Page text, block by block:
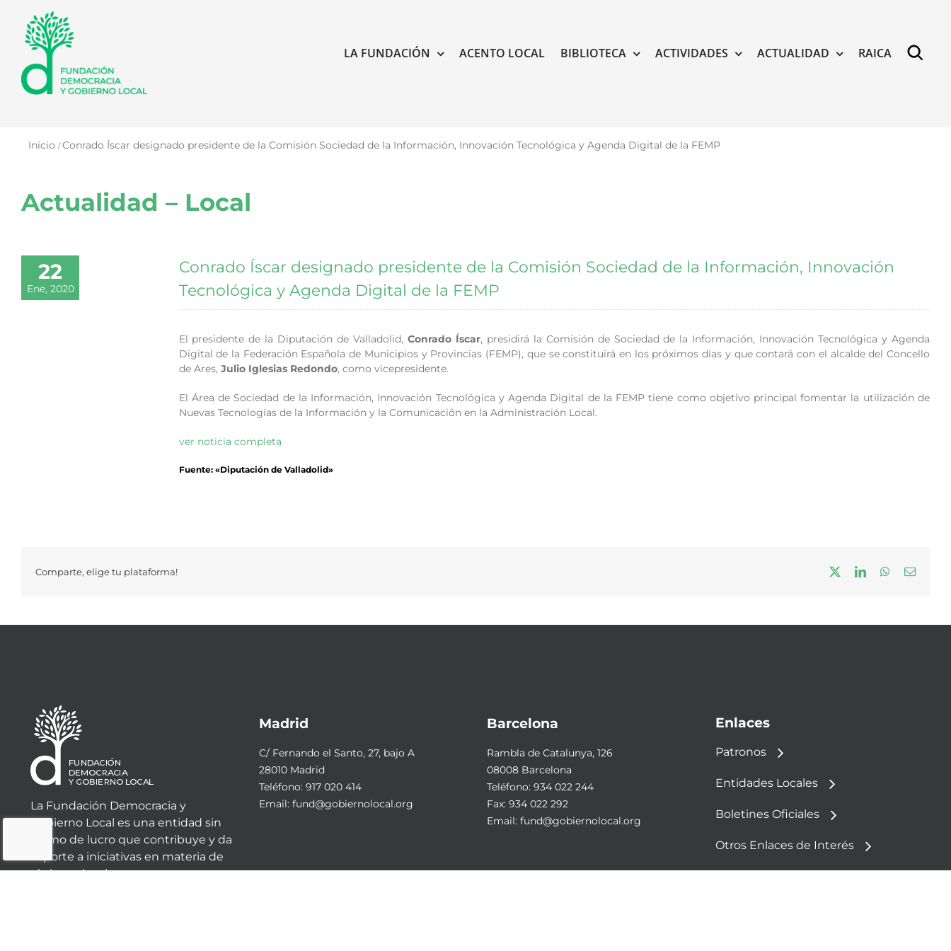
contenido
LA FUNDACIÓN ACENTO LOCAL BIBLIOTECA ACTIVIDADES ACTUALIDAD RAICA
Inicio Conrado Íscar designado presidente de la Comisión Sociedad de la Información, Innovación Tecnológica y Agenda Digital de la FEMP
Actualidad – Local
22
Ene, 2020
Conrado Íscar designado presidente de la Comisión Sociedad de la Información, Innovación
Tecnológica y Agenda Digital de la FEMP
El presidente de la Diputación de Valladolid, Conrado Íscar, presidirá la Comisión de Sociedad de la Información, Innovación Tecnológica y Agenda
Digital de la Federación Española de Municipios y Provincias (FEMP), que se constituirá en los próximos días y que contará con el alcalde del Concello
de Ares, Julio Iglesias Redondo, como vicepresidente.
El Área de Sociedad de la Información, Innovación Tecnológica y Agenda Digital de la FEMP tiene como objetivo principal fomentar la utilización de
Nuevas Tecnologías de la Información y la Comunicación en la Administración Local.
ver noticia completa
Fuente: «Diputación de Valladolid»
Comparte, elige tu plataforma! LinkedInWhatsApp
Correo
La Fundación Democracia y
Gobierno Local es una entidad sin
ánimo de lucro que contribuye y da
soporte a iniciativas en materia de
régimen local.
Madrid
C/ Fernando el Santo, 27, bajo A
28010 Madrid
Teléfono: 917 020 414
Email: fund@gobiernolocal.org
Barcelona
Rambla de Catalunya, 126
08008 Barcelona
Teléfono: 934 022 244
Fax: 934 022 292
Email: fund@gobiernolocal.org
Enlaces
Patronos
Entidades Locales
Boletines Oficiales
Otros Enlaces de Interés